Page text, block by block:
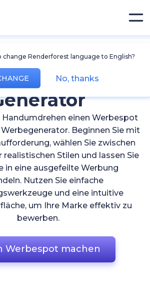
change Renderforest language to English?
No, thanks
Handumdrehen einen Werbespot
Beginnen Sie mit
wählen Sie zwischen
Stilen und lassen Sie
in eine ausgefeilte Werbung
Nutzen Sie einfache
und eine intuitive
um Ihre Marke effektiv zu
bewerben.
Werbespot machen